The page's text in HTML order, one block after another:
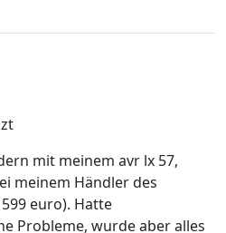
mit meinem avr lx 57,
meinem Händler des
euro). Hatte
Probleme, wurde aber alles